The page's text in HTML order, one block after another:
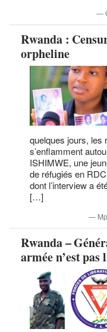
Rwanda :
orpheline
quelques jours, les
s’enflamment
ISHIMWE, une
de réfugiés en
dont l’interview a
[…]
Rwanda –
armée n’est